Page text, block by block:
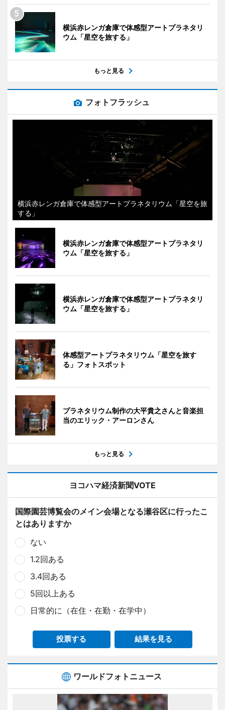
横浜赤レンガ倉庫で体感型アートプラネタリ
ウム「星空を旅する」
もっと見る
フォトフラッシュ
横浜赤レンガ倉庫で体感型アートプラネタリウム「星空を旅
する」
横浜赤レンガ倉庫で体感型アートプラネタリ
ウム「星空を旅する」
横浜赤レンガ倉庫で体感型アートプラネタリ
ウム「星空を旅する」
体感型アートプラネタリウム「星空を旅す
る」フォトスポット
プラネタリウム制作の大平貴之さんと音楽担
当のエリック・アーロンさん
もっと見る
ヨコハマ経済新聞VOTE
国際園芸博覧会のメイン会場となる瀬谷区に行ったこ
とはありますか
ない
1.2回ある
3.4回ある
5回以上ある
日常的に（在住・在勤・在学中）
投票する 結果を見る
ワールドフォトニュース